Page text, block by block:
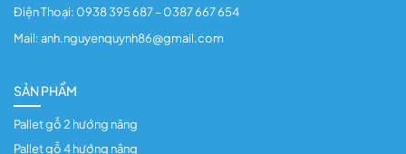
Điện Thoại: 0938 395 687 – 0387 667 654
Mail: anh.nguyenquynh86@gmail.com
SẢN PHẨM
Pallet gỗ 2 hướng nâng
Pallet gỗ 4 hướng nâng